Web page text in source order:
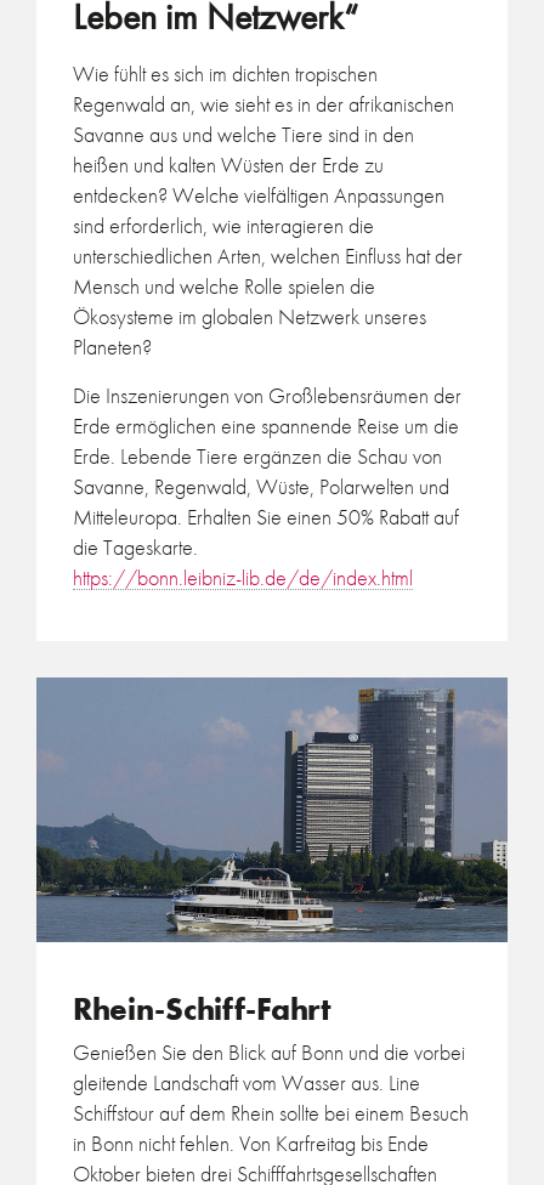
Leben im Netzwerk“
Wie fühlt es sich im dichten tropischen
Regenwald an, wie sieht es in der afrikanischen
Savanne aus und welche Tiere sind in den
heißen und kalten Wüsten der Erde zu
entdecken? Welche vielfältigen Anpassungen
sind erforderlich, wie interagieren die
unterschiedlichen Arten, welchen Einfluss hat der
Mensch und welche Rolle spielen die
Ökosysteme im globalen Netzwerk unseres
Planeten?
Die Inszenierungen von Großlebensräumen der
Erde ermöglichen eine spannende Reise um die
Erde. Lebende Tiere ergänzen die Schau von
Savanne, Regenwald, Wüste, Polarwelten und
Mitteleuropa. Erhalten Sie einen 50% Rabatt auf
die Tageskarte.
https://bonn.leibniz-lib.de/de/index.html
Rhein-Schiff-Fahrt
Genießen Sie den Blick auf Bonn und die vorbei
gleitende Landschaft vom Wasser aus. Line
Schiffstour auf dem Rhein sollte bei einem Besuch
in Bonn nicht fehlen. Von Karfreitag bis Ende
Oktober bieten drei Schifffahrtsgesellschaften